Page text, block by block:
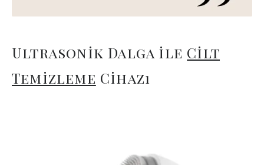
Ultrasonik Dalga ile Cilt
Temizleme Cihazı